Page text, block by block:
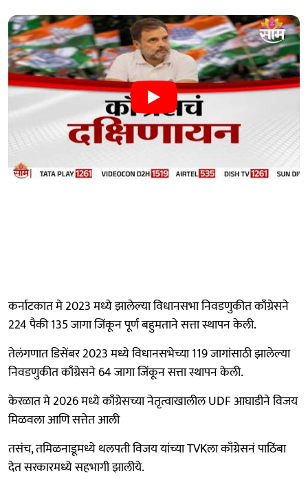
कर्नाटकात मे 2023 मध्ये झालेल्या विधानसभा निवडणुकीत काँग्रेसने
224 पैकी 135 जागा जिंकून पूर्ण बहुमताने सत्ता स्थापन केली.
तेलंगणात डिसेंबर 2023 मध्ये विधानसभेच्या 119 जागांसाठी झालेल्या
निवडणुकीत काँग्रेसने 64 जागा जिंकून सत्ता स्थापन केली.
केरळात मे 2026 मध्ये काँग्रेसच्या नेतृत्वाखालील UDF आघाडीने विजय
मिळवला आणि सत्तेत आली
तसंच, तमिळनाडूमध्ये थलपती विजय यांच्या TVKला काँग्रेसनं पाठिंबा
देत सरकारमध्ये सहभागी झालीये.